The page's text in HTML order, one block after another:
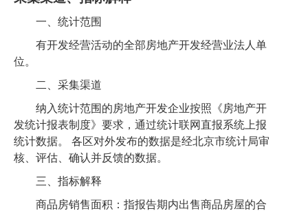
一、统计范围
有开发经营活动的全部房地产开发经营业法人单
位。
二、采集渠道
纳入统计范围的房地产开发企业按照《房地产开
发统计报表制度》要求，通过统计联网直报系统上报
统计数据。
各区对外发布的数据是经北京市统计局审
核、评估、确认并反馈的数据。
三、指标解释
商品房销售面积：指报告期内出售商品房屋的合